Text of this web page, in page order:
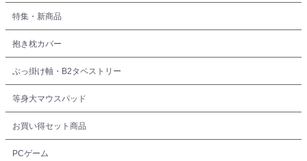
特集・新商品
抱き枕カバー
ぶっ掛け軸・B2タペストリー
等身大マウスパッド
お買い得セット商品
PCゲーム